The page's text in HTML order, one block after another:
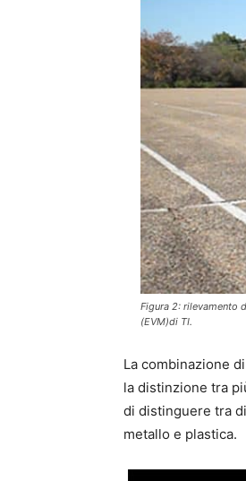
Figura 2: rilevamento
(EVM)di TI.
La combinazione
la distinzione tra
di distinguere tra
metallo e plastica.